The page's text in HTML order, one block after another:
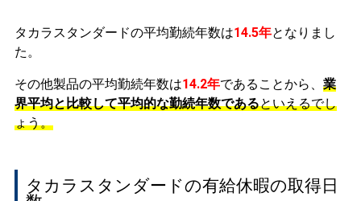
タカラスタンダードの平均勤続年数は14.5年となりまし
た。
その他製品の平均勤続年数は14.2年であることから、 業
界平均と比較して平均的な勤続年数であるといえるでし
ょう。
タカラスタンダードの有給休暇の取得日